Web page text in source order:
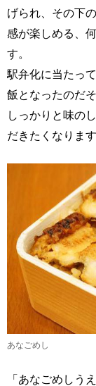
げられ、その下
感が楽しめる、
す。
駅弁化に当たっ
飯となったのだそ
しっかりと味の
だきたくなります
あなごめし
「あなごめしう